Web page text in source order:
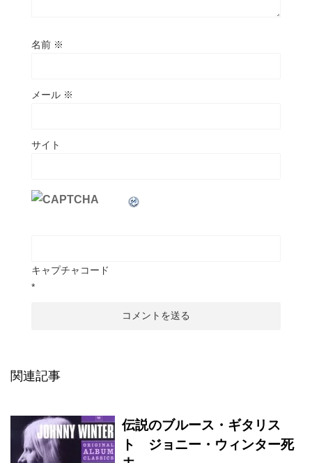
名前 ※
メール ※
サイト
キャプチャコード
*
関連記事
伝説のブルース・ギタリス
ト ジョニー・ウィンター死